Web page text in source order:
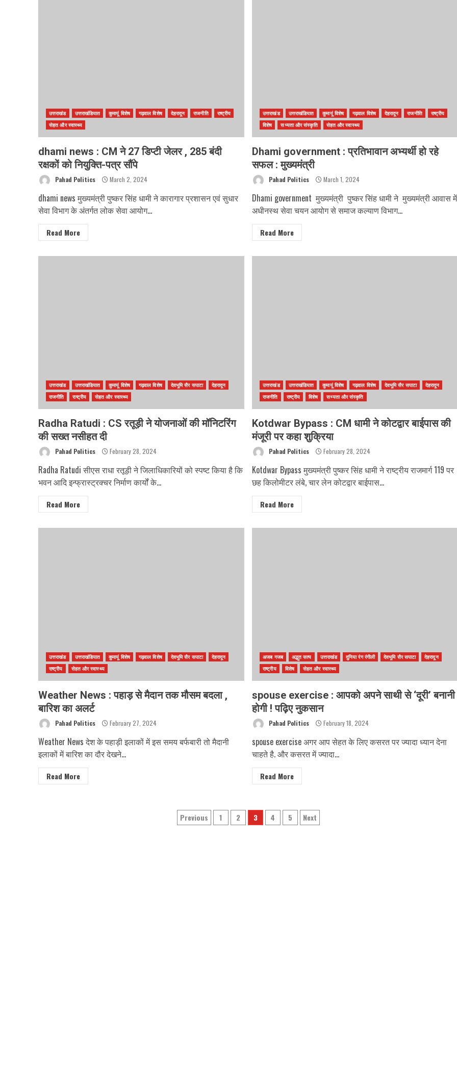
उत्तराखंड उत्तराखंडियात कुमायूं विशेष गढ़वाल विशेष देहरादून राजनीति
राष्ट्रीय
सेहत और स्वास्थ्य
dhami news : CM ने 27 डिप्टी जेलर , 285 बंदी
रक्षकों को नियुक्ति-पत्र सौंपे
Pahad Politics March 2, 2024
dhami news मुख्यमंत्री पुष्कर सिंह धामी ने कारागार प्रशासन एवं सुधार
सेवा विभाग के अंतर्गत लोक सेवा आयोग...
Read More
उत्तराखंड उत्तराखंडियात कुमायूं विशेष गढ़वाल विशेष देहरादून राजनीति
राष्ट्रीय
विशेष
सभ्यता और संस्कृति सेहत और स्वास्थ्य
Dhami government : प्रतिभावान अभ्यर्थी हो रहे
सफल : मुख्यमंत्री
Pahad Politics March 1, 2024
Dhami government मुख्यमंत्री पुष्कर सिंह धामी ने मुख्यमंत्री आवास में
अधीनस्थ सेवा चयन आयोग से समाज कल्याण विभाग...
Read More
उत्तराखंड उत्तराखंडियात कुमायूं विशेष गढ़वाल विशेष देवभूमि सैर सपाटा
देहरादून
राजनीति
राष्ट्रीय सेहत और स्वास्थ्य
Radha Ratudi : CS रतूड़ी ने योजनाओं की मॉनिटरिंग
की सख्त नसीहत दी
Pahad Politics February 28, 2024
Radha Ratudi सीएस राधा रतूड़ी ने जिलाधिकारियों को स्पष्ट किया है कि
भवन आदि इन्फ्रास्ट्रक्चर निर्माण कार्यों के...
Read More
उत्तराखंड उत्तराखंडियात कुमायूं विशेष गढ़वाल विशेष देवभूमि सैर सपाटा
देहरादून
राजनीति
राष्ट्रीय विशेष सभ्यता और संस्कृति
Kotdwar Bypass : CM धामी ने कोटद्वार बाईपास की
मंजूरी पर कहा शुक्रिया
Pahad Politics February 28, 2024
Kotdwar Bypass मुख्यमंत्री पुष्कर सिंह धामी ने राष्ट्रीय राजमार्ग 119 पर
छह किलोमीटर लंबे, चार लेन कोटद्वार बाईपास...
Read More
उत्तराखंड उत्तराखंडियात कुमायूं विशेष गढ़वाल विशेष देवभूमि सैर सपाटा
देहरादून
राष्ट्रीय
सेहत और स्वास्थ्य
Weather News : पहाड़ से मैदान तक मौसम बदला ,
बारिश का अलर्ट
Pahad Politics February 27, 2024
Weather News देश के पहाड़ी इलाकों में इस समय बर्फबारी तो मैदानी
इलाकों में बारिश का दौर देखने...
Read More
अजब गजब अद्भुत सत्य उत्तराखंड दुनिया रंग रंगीली देवभूमि सैर सपाटा
देहरादून
राष्ट्रीय
विशेष सेहत और स्वास्थ्य
spouse exercise : आपको अपने साथी से ‘दूरी’ बनानी
होगी ! पढ़िए नुकसान
Pahad Politics February 18, 2024
spouse exercise अगर आप सेहत के लिए कसरत पर ज्यादा ध्यान देना
चाहते है. और कसरत में ज्यादा...
Read More
Posts
Previous 1 2 3 4 5 Next